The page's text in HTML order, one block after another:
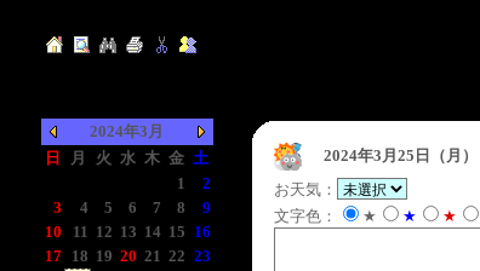
2024年3月
日
月 火 水 木 金 土
1
2
3
4 5 6 7 8
9
10
11 12 13 14 15 16
17 18 19 20 21 22 23
2024年3月25日（月）
お天気：
文字色：
★ ★ ★